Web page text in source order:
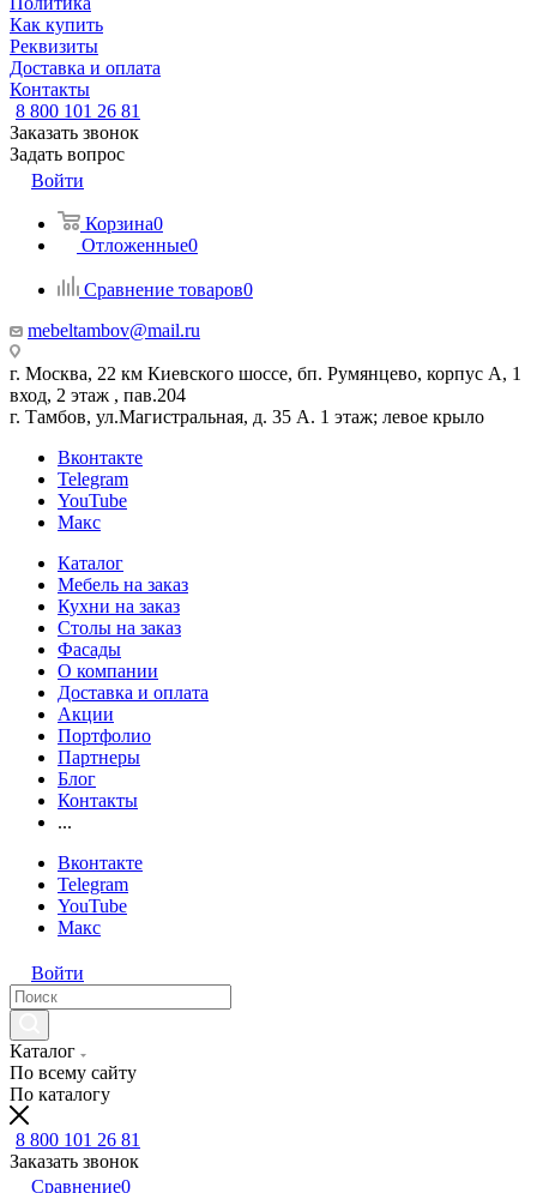
Как купить
Реквизиты
Доставка и оплата
Контакты
8 800 101 26 81
Заказать звонок
Задать вопрос
Войти
Корзина0
Отложенные0
Сравнение товаров0
mebeltambov@mail.ru
г. Москва, 22 км Киевского шоссе, бп. Румянцево, корпус А, 1
вход, 2 этаж , пав.204
г. Тамбов, ул.Магистральная, д. 35 А. 1 этаж; левое крыло
Вконтакте
Telegram
YouTube
Макс
Каталог
Мебель на заказ
Кухни на заказ
Столы на заказ
Фасады
О компании
Доставка и оплата
Акции
Портфолио
Партнеры
Блог
Контакты
...
Вконтакте
Telegram
YouTube
Макс
Войти
Каталог
По всему сайту
По каталогу
8 800 101 26 81
Заказать звонок
Сравнение0